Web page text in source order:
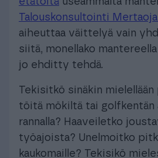
Talouskonsultointi
aiheuttaa väittelyä vain
siitä, monellako
jo ehditty tehdä.
Tekisitkö sinäkin
töitä mökiltä tai golfkentän
rannalla? Haaveiletko
työajoista? Unelmoitko
kaukomaille? Tekisikö